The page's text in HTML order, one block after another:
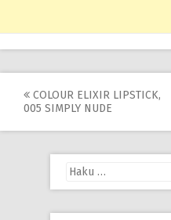
Post
COLOUR ELIXIR LIPSTICK,
005 SIMPLY NUDE
Haku: